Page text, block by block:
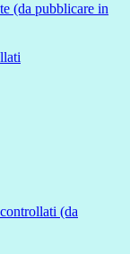
(da pubblicare in
(da